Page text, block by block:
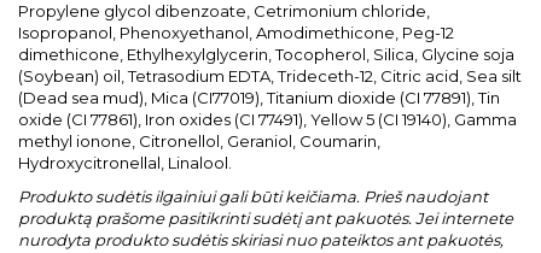
Propylene glycol dibenzoate, Cetrimonium chloride,
Isopropanol, Phenoxyethanol, Amodimethicone, Peg-12
dimethicone, Ethylhexylglycerin, Tocopherol, Silica, Glycine soja
(Soybean) oil, Tetrasodium EDTA, Trideceth-12, Citric acid, Sea silt
(Dead sea mud), Mica (CI77019), Titanium dioxide (CI 77891), Tin
oxide (CI 77861), Iron oxides (CI 77491), Yellow 5 (CI 19140), Gamma
methyl ionone, Citronellol, Geraniol, Coumarin,
Hydroxycitronellal, Linalool.
Produkto sudėtis ilgainiui gali būti keičiama. Prieš naudojant
produktą prašome pasitikrinti sudėtį ant pakuotės. Jei internete
nurodyta produkto sudėtis skiriasi nuo pateiktos ant pakuotės,